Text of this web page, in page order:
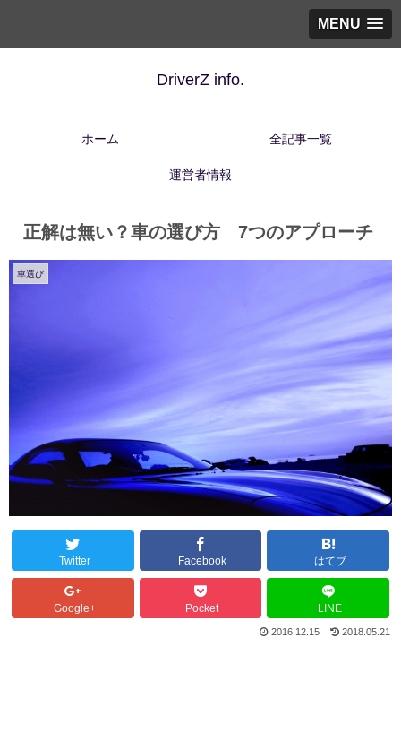
MENU
DriverZ info.
ホーム 全記事一覧
運営者情報
正解は無い？車の選び方 7つのアプローチ
車選び
Twitter Facebook はてブ
Google+ Pocket LINE
2016.12.15 2018.05.21